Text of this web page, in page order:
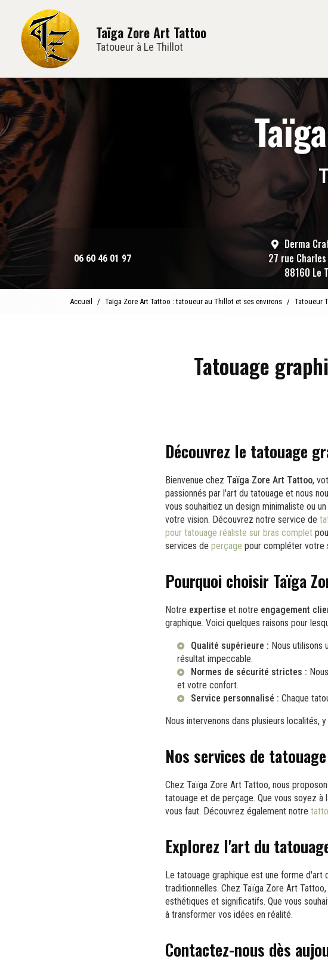
contenu
principal
Taïga Zore Art Tattoo
Tatoueur à Le Thillot
06 60 46 01 97
Derma
27 rue
88160 Le
Accueil Taïga Zore Art Tattoo : tatoueur au Thillot et ses environs Tatoueur
Tatouage
Découvrez le tatouage
Bienvenue chez Taïga Zore Art Tattoo,
passionnés par l'art du tatouage et nous
vous souhaitiez un design minimaliste ou
votre vision. Découvrez notre service de
pour tatouage réaliste sur bras complet
services de perçage pour compléter votre
Pourquoi choisir Taïga
Notre expertise et notre engagement
graphique. Voici quelques raisons pour
Qualité supérieure : Nous utilisons
résultat impeccable.
Normes de sécurité strictes :
et votre confort.
Service personnalisé : Chaque
Nous intervenons dans plusieurs localités,
Nos services de
Chez Taïga Zore Art Tattoo, nous
tatouage et de perçage. Que vous soyez à
vous faut. Découvrez également notre
Explorez l'art du
Le tatouage graphique est une forme
traditionnelles. Chez Taïga Zore Art
esthétiques et significatifs. Que vous
à transformer vos idées en réalité.
Contactez-nous dès